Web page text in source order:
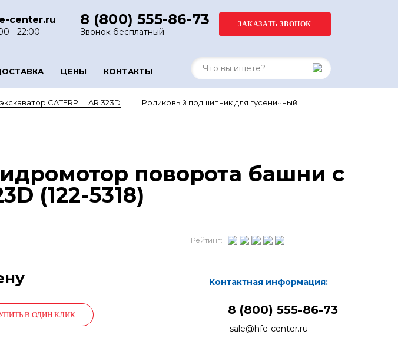
center.ru
- 22:00
8 (800) 555-86-73
Звонок бесплатный
ЦЕНЫ КОНТАКТЫ
CATERPILLAR 323D
Роликовый подшипник для гусеничный
поворота башни с
(122-5318)
В ОДИН КЛИК
Рейтинг:
Контактная информация:
8 (800) 555-86-73
sale@hfe-center.ru